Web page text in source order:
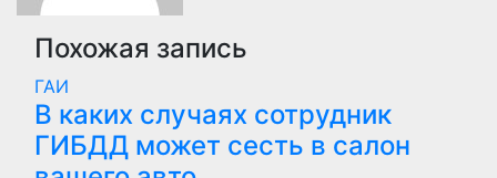
Похожая запись
ГАИ
В каких случаях сотрудник
ГИБДД может сесть в салон